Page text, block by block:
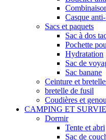
Casque
Sacs et paquets
Sac à dos
Pochette
Hydratation
Sac de
Sac banane
Ceinture et
bretelle de fusil
Coudières et
CAMPING ET SURVIE
Dormir
Tente et abri
Sac de